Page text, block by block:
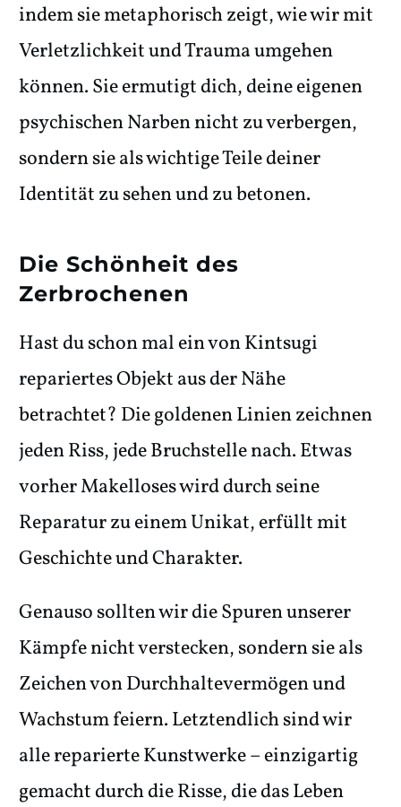
indem sie metaphorisch zeigt, wie wir mit
Verletzlichkeit und Trauma umgehen
können. Sie ermutigt dich, deine eigenen
psychischen Narben nicht zu verbergen,
sondern sie als wichtige Teile deiner
Identität zu sehen und zu betonen.
Die Schönheit des
Zerbrochenen
Hast du schon mal ein von Kintsugi
repariertes Objekt aus der Nähe
betrachtet? Die goldenen Linien zeichnen
jeden Riss, jede Bruchstelle nach. Etwas
vorher Makelloses wird durch seine
Reparatur zu einem Unikat, erfüllt mit
Geschichte und Charakter.
Genauso sollten wir die Spuren unserer
Kämpfe nicht verstecken, sondern sie als
Zeichen von Durchhaltevermögen und
Wachstum feiern. Letztendlich sind wir
alle reparierte Kunstwerke – einzigartig
gemacht durch die Risse, die das Leben